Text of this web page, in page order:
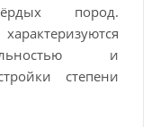
пород.
и
степени